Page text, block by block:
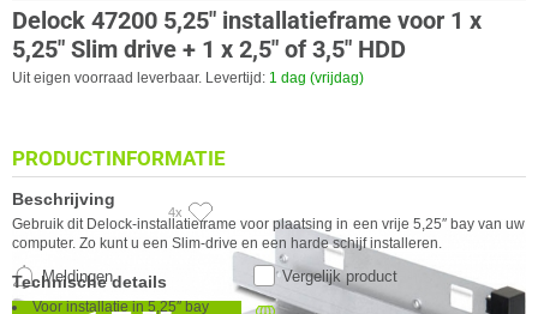
Delock 47200 5,25" installatieframe voor 1 x
5,25" Slim drive + 1 x 2,5" of 3,5" HDD
Uit eigen voorraad leverbaar. Levertijd: 1 dag (vrijdag)
4x
Vergelijk product
Meldingen
PRODUCTINFORMATIE
Beschrijving
Gebruik dit Delock-installatieframe voor plaatsing in een vrije 5,25″ bay van uw
computer. Zo kunt u een Slim-drive en een harde schijf installeren.
Technische details
Voor installatie in 5,25″ bay